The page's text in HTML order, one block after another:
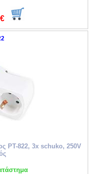
€
PT-822, 3x schuko, 250V